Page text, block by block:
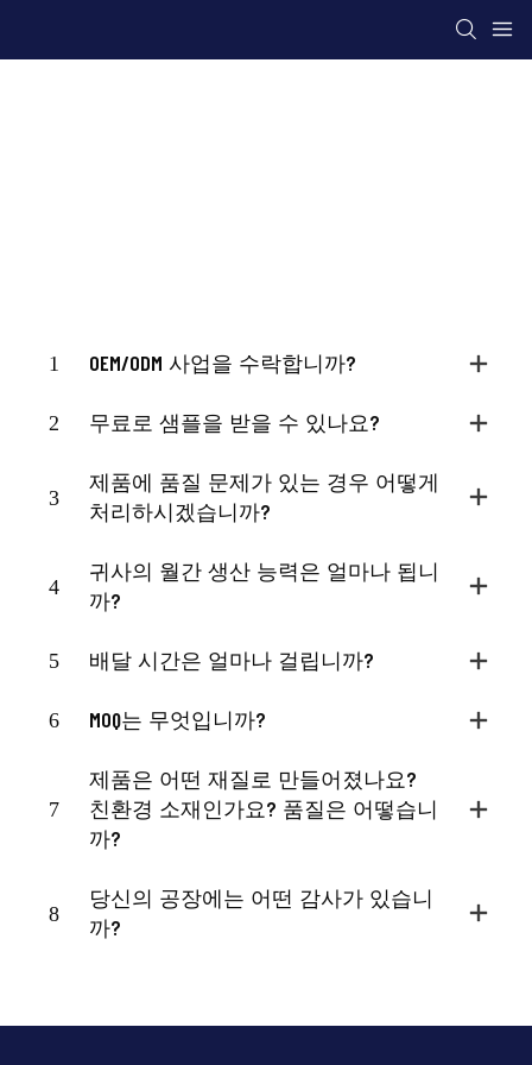
1 OEM/ODM 사업을 수락합니까?
2 무료로 샘플을 받을 수 있나요?
3
제품에 품질 문제가 있는 경우 어떻게
처리하시겠습니까?
4
귀사의 월간 생산 능력은 얼마나 됩니
까?
5 배달 시간은 얼마나 걸립니까?
6 MOQ는 무엇입니까?
7
제품은 어떤 재질로 만들어졌나요?
친환경 소재인가요? 품질은 어떻습니
까?
8
당신의 공장에는 어떤 감사가 있습니
까?